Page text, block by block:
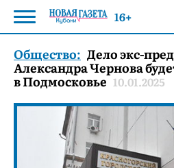
Общество: Дело экс-
Александра Чернова
в Подмосковье 10.01.2025
16+